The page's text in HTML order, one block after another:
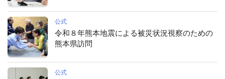
公式
令和８年熊本地震による被災状況視察のための
熊本県訪問
公式